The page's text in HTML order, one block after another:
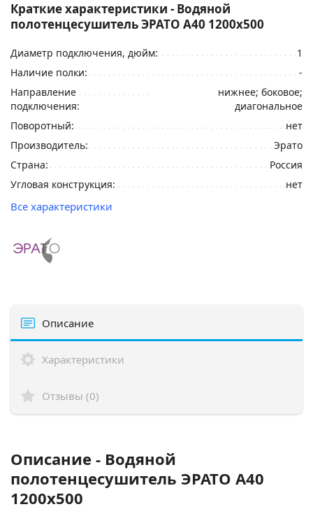
Краткие характеристики - Водяной
полотенцесушитель ЭРАТО А40 1200x500
Диаметр подключения, дюйм:
1
Наличие полки:
-
Направление
подключения:
нижнее; боковое;
диагональное
Поворотный:
нет
Производитель:
Эрато
Страна:
Россия
Угловая конструкция:
нет
Все характеристики
Описание
Характеристики
Отзывы (0)
Описание - Водяной
полотенцесушитель ЭРАТО А40
1200x500